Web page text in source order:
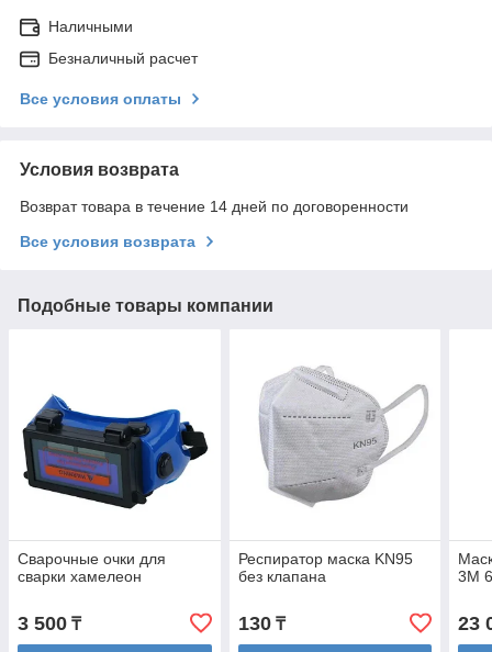
Наличными
Безналичный расчет
Все условия оплаты
Условия возврата
Возврат товара в течение 14 дней по договоренности
Все условия возврата
Подобные товары компании
Сварочные очки для
сварки хамелеон
3 500 ₸
Респиратор маска KN95
без клапана
130₸
3M
23